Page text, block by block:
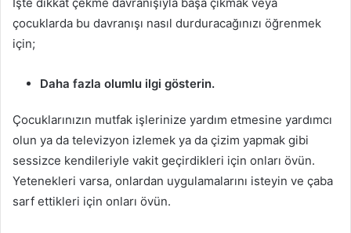
çocuklarda bu davranışı nasıl durduracağınızı öğrenmek
için;
Daha fazla olumlu ilgi gösterin.
Çocuklarınızın mutfak işlerinize yardım etmesine yardımcı
olun ya da televizyon izlemek ya da çizim yapmak gibi
sessizce kendileriyle vakit geçirdikleri için onları övün.
Yetenekleri varsa, onlardan uygulamalarını isteyin ve çaba
sarf ettikleri için onları övün.